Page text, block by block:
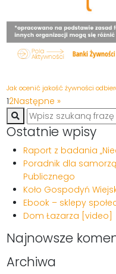
Jak ocenić jakość żywności
12Następne »
Ostatnie wpisy
Raport z badania
Poradnik dla
Publicznego
Koło Gospodyń
Ebook – sklepy
Dom Łazarza [video]
Najnowsze
Archiwa